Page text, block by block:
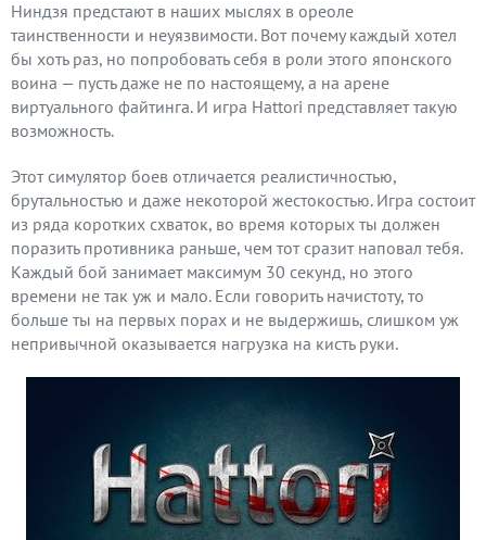
Ниндзя предстают в наших мыслях в ореоле
таинственности и неуязвимости. Вот почему каждый хотел
бы хоть раз, но попробовать себя в роли этого японского
воина — пусть даже не по настоящему, а на арене
виртуального файтинга. И игра Hattori представляет такую
возможность.
Этот симулятор боев отличается реалистичностью,
брутальностью и даже некоторой жестокостью. Игра состоит
из ряда коротких схваток, во время которых ты должен
поразить противника раньше, чем тот сразит наповал тебя.
Каждый бой занимает максимум 30 секунд, но этого
времени не так уж и мало. Если говорить начистоту, то
больше ты на первых порах и не выдержишь, слишком уж
непривычной оказывается нагрузка на кисть руки.